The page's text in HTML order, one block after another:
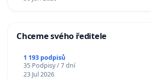
Chceme svého ředitele
1 193 podpisů
35 Podpisy / 7 dní
23 Jul 2026